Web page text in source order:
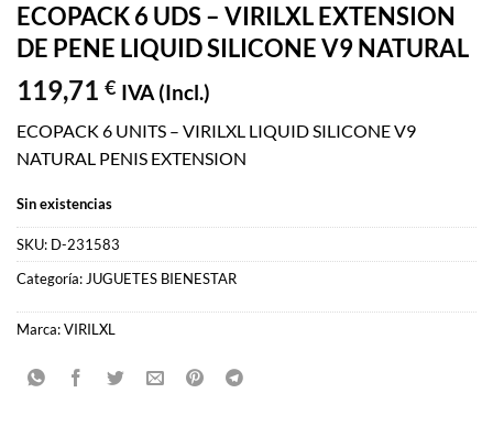
ECOPACK 6 UDS – VIRILXL EXTENSION
DE PENE LIQUID SILICONE V9 NATURAL
119,71 € IVA (Incl.)
ECOPACK 6 UNITS – VIRILXL LIQUID SILICONE V9
NATURAL PENIS EXTENSION
Sin existencias
SKU: D-231583
Categoría: JUGUETES BIENESTAR
Marca:VIRILXL